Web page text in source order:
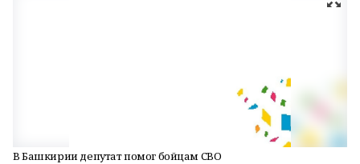
В Башкирии депутат помог бойцам СВО